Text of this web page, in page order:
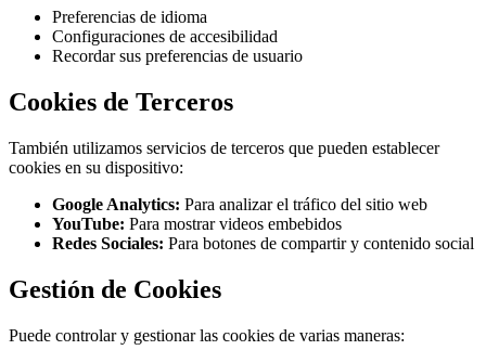
Preferencias de idioma
Configuraciones de accesibilidad
Recordar sus preferencias de usuario
Cookies de Terceros
También utilizamos servicios de terceros que pueden establecer
cookies en su dispositivo:
Google Analytics: Para analizar el tráfico del sitio web
YouTube: Para mostrar videos embebidos
Redes Sociales: Para botones de compartir y contenido social
Gestión de Cookies
Puede controlar y gestionar las cookies de varias maneras: